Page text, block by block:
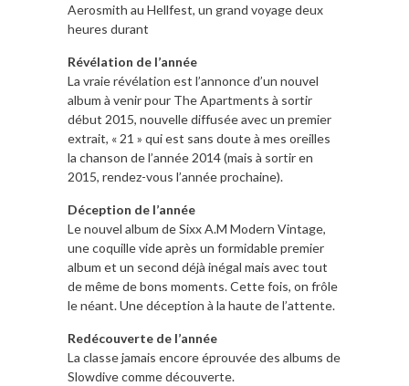
Aerosmith au Hellfest, un grand voyage deux
heures durant
Révélation de l’année
La vraie révélation est l’annonce d’un nouvel
album à venir pour The Apartments à sortir
début 2015, nouvelle diffusée avec un premier
extrait, « 21 » qui est sans doute à mes oreilles
la chanson de l’année 2014 (mais à sortir en
2015, rendez-vous l’année prochaine).
Déception de l’année
Le nouvel album de Sixx A.M Modern Vintage,
une coquille vide après un formidable premier
album et un second déjà inégal mais avec tout
de même de bons moments. Cette fois, on frôle
le néant. Une déception à la haute de l’attente.
Redécouverte de l’année
La classe jamais encore éprouvée des albums de
Slowdive comme découverte.